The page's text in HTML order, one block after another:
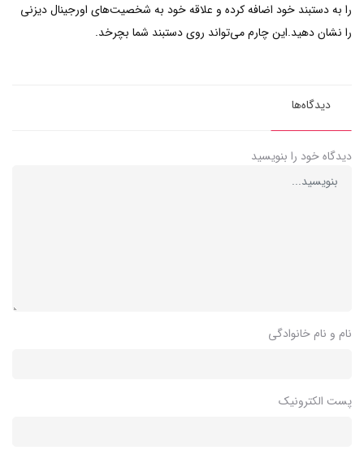
را به دستبند خود اضافه کرده و علاقه خود به شخصیت‌های اورجینال دیزنی
را نشان دهید.این چارم می‌تواند روی دستبند شما بچرخد.
دیدگاه‌ها
دیدگاه خود را بنویسید
نام و نام خانوادگی
پست الکترونیک